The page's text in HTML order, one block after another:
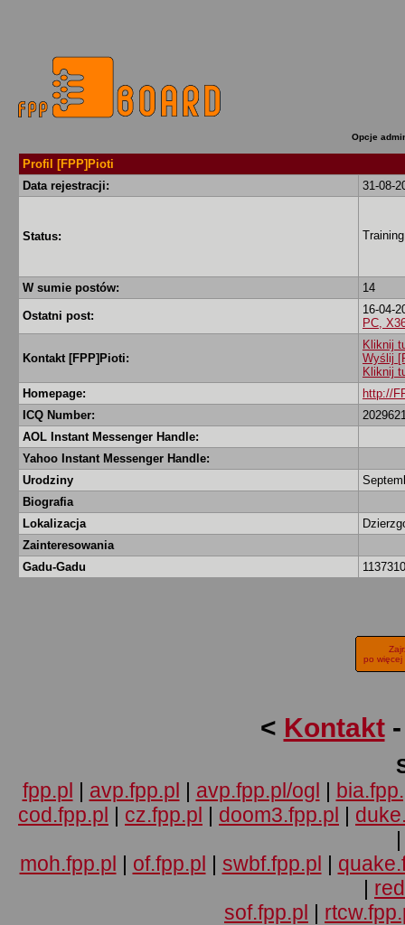
Opcje
Profil [FPP]Pioti
Data rejestracji:
31-08-
Status:
W sumie postów: 14
Ostatni post:
16-04-
PC,
Kontakt [FPP]Pioti:
Kliknij
Wyślij
Kliknij
Homepage:
http://
ICQ Number:
AOL Instant Messenger Handle:
Yahoo Instant Messenger Handle:
Urodziny
Biografia
Lokalizacja
Zainteresowania
Gadu-Gadu
po więcej
< Kontakt
fpp.pl | avp.fpp.pl | avp.fpp.pl/ogl |
cod.fpp.pl | cz.fpp.pl | doom3.fpp.pl |
moh.fpp.pl | of.fpp.pl | swbf.fpp.pl |
|
sof.fpp.pl |